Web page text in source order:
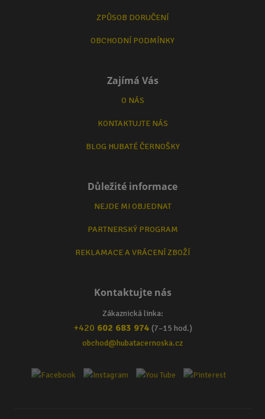
ZPŮSOB DORUČENÍ
OBCHODNÍ PODMÍNKY
Zajímá Vás
O NÁS
KONTAKTUJTE NÁS
BLOG HUBATÉ ČERNOŠKY
Důležité informace
NEJDE MI OBJEDNAT
PARTNERSKÝ PROGRAM
REKLAMACE A VRÁCENÍ ZBOŽÍ
Kontaktujte nás
Zákaznická linka:
+420 602 683 974 (7–15 hod.)
obchod@hubatacernoska.cz